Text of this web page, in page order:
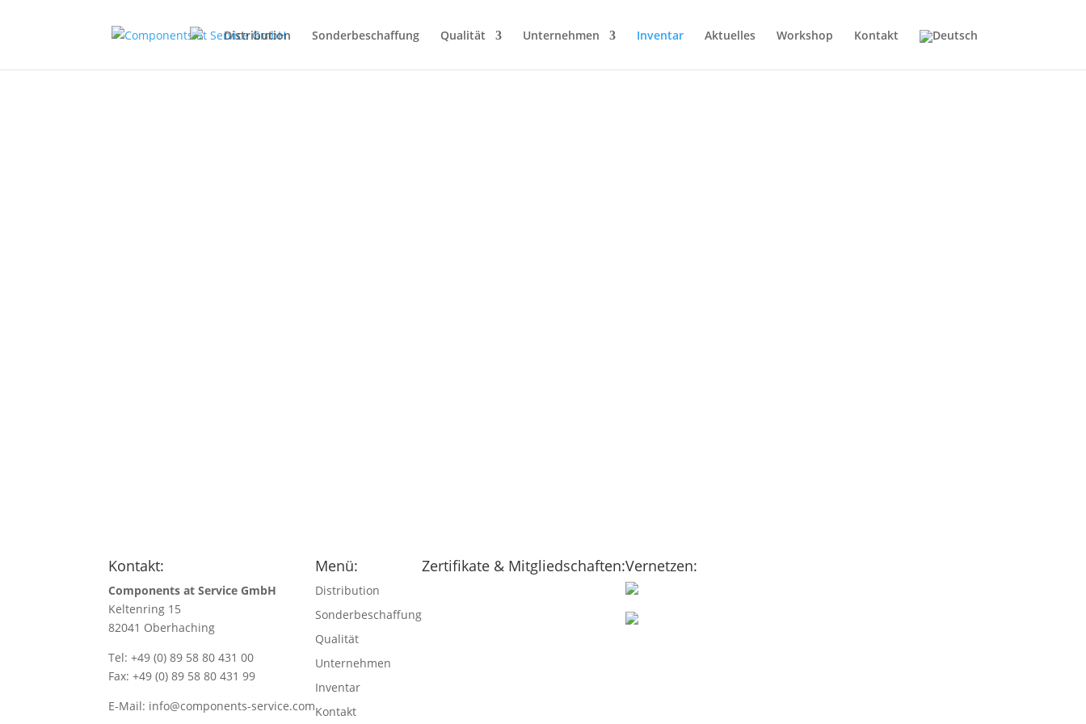
Distribution Sonderbeschaffung Qualität Unternehmen Inventar Aktuelles Workshop Kontakt
Kontakt:
Components at Service GmbH
Keltenring 15
82041 Oberhaching
Tel: +49 (0) 89 58 80 431 00
Fax: +49 (0) 89 58 80 431 99
E-Mail: info@components-service.com
Menü:
Distribution
Sonderbeschaffung
Qualität
Unternehmen
Inventar
Kontakt
Zertifikate & Mitgliedschaften:Vernetzen: